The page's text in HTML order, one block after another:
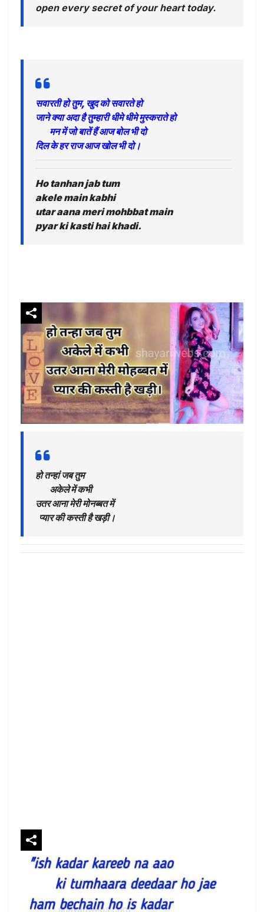
open every secret of your heart today.
सवारती हो तुम, खुद को सवारते हो
जाने क्या अदा है तुम्हारी धीमे धीमे मुस्कराते हो
मन में जो बातें हैं आज बोल भी दो
दिल के हर राज आज खोल भी दो।
Ho tanhan jab tum
akele main kabhi
utar aana meri mohbbat main
pyar ki kasti hai khadi.
हो तन्हां जब तुम
अकेले में कभी
उतर आना मेरी मोनब्बत में
प्यार की कस्ती है खड़ी।